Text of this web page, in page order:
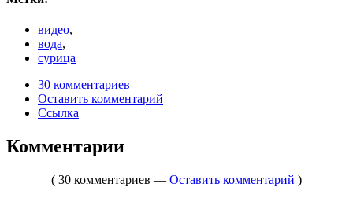
видео,
вода,
сурица
30 комментариев
Оставить комментарий
Ссылка
Комментарии
( 30 комментариев — Оставить комментарий )